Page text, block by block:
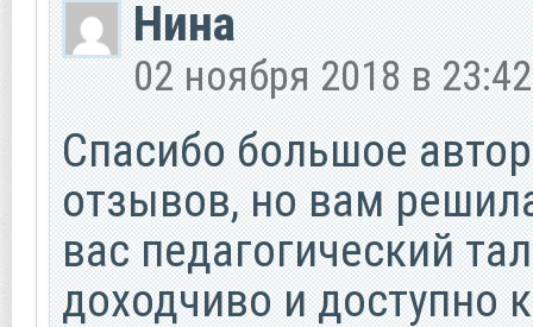
Нина
02 ноября 2018 в 23:42
Спасибо большое
отзывов, но вам
вас педагогический
доходчиво и